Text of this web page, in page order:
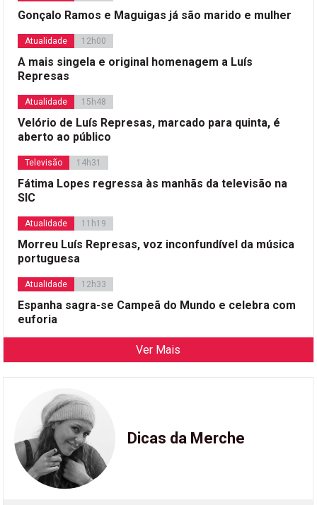
Gonçalo Ramos e Maguigas já são marido e mulher
Atualidade 12h00
A mais singela e original homenagem a Luís
Represas
Atualidade 15h48
Velório de Luís Represas, marcado para quinta, é
aberto ao público
Televisão 14h31
Fátima Lopes regressa às manhãs da televisão na
SIC
Atualidade 11h19
Morreu Luís Represas, voz inconfundível da música
portuguesa
Atualidade 12h33
Espanha sagra-se Campeã do Mundo e celebra com
euforia
Ver Mais
Dicas da Merche